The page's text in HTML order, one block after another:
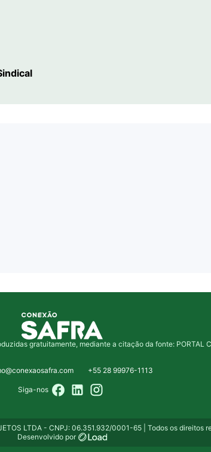
gratuitamente, mediante a citação da fonte: PORTAL
+55 28 99976-1113
Siga-nos
LTDA - CNPJ: 06.351.932/0001-65 | Todos os direitos
Desenvolvido por